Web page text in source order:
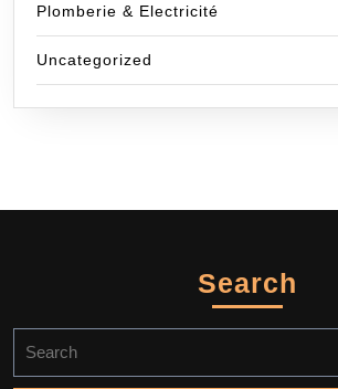
Plomberie & Electricité
Uncategorized
Search
for: